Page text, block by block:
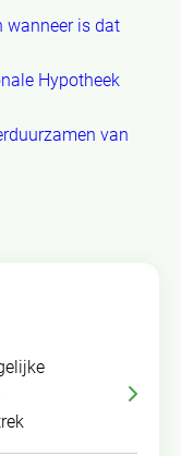
wanneer is dat
Hypotheek
van